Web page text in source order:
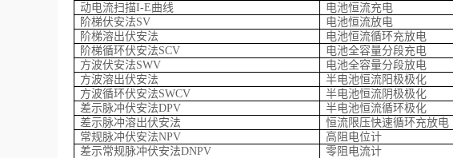
动电流扫描I-E曲线
电池恒流充电
阶梯伏安法SV
电池恒流放电
阶梯溶出伏安法
电池恒流循环充放电
阶梯循环伏安法SCV
电池全容量分段充电
方波伏安法SWV
电池全容量分段放电
方波溶出伏安法
半电池恒流阳极极化
方波循环伏安法SWCV
半电池恒流阴极极化
差示脉冲伏安法DPV
半电池恒流循环极化
差示脉冲溶出伏安法
恒流限压快速循环充放电
常规脉冲伏安法NPV
高阻电位计
差示常规脉冲伏安法DNPV
零阻电流计